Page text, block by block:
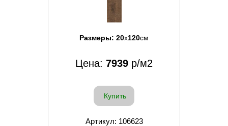
Размеры: 20x120см
Цена: 7939 р/м2
Купить
Артикул: 106623